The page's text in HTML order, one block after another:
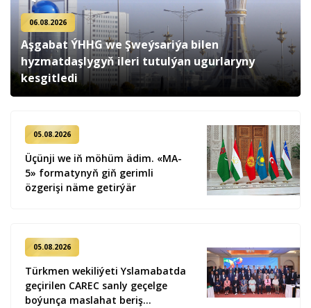
06.08.2026
Aşgabat ÝHHG we Şweýsariýa bilen
hyzmatdaşlygyň ileri tutulýan ugurlaryny
kesgitledi
05.08.2026
Üçünji we iň möhüm ädim. «MA-
5» formatynyň giň gerimli
özgerişi näme getirýär
05.08.2026
Türkmen wekiliýeti Yslamabatda
geçirilen CAREC sanly geçelge
boýunça maslahat beriş